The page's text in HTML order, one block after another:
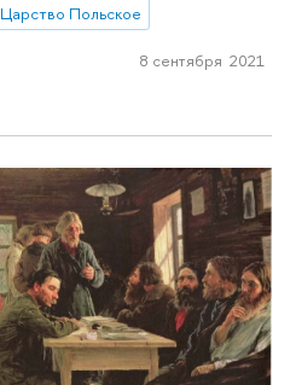
Царство Польское
8 сентября 2021